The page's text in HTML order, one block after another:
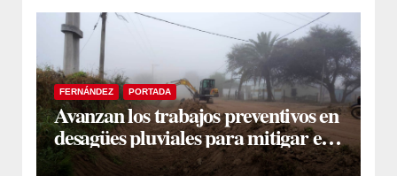
FERNÁNDEZ PORTADA
Avanzan los trabajos preventivos en
desagües pluviales para mitigar el
impacto de la temporada de lluvias